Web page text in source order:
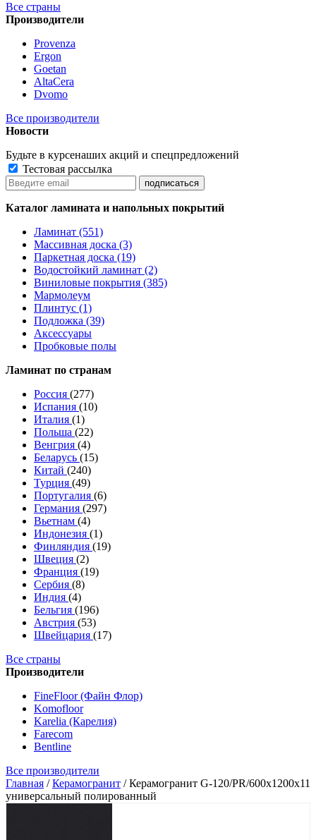
Все страны
Производители
Provenza
Ergon
Goetan
AltaСera
Dvomo
Все производители
Новости
Будьте в курсенаших акций и спецпредложений
Тестовая рассылка
Каталог ламината и напольных покрытий
Ламинат (551)
Массивная доска (3)
Паркетная доска (19)
Водостойкий ламинат (2)
Виниловые покрытия (385)
Мармолеум
Плинтус (1)
Подложка (39)
Аксессуары
Пробковые полы
Ламинат по странам
Россия (277)
Испания (10)
Италия (1)
Польша (22)
Венгрия (4)
Беларусь (15)
Китай (240)
Турция (49)
Португалия (6)
Германия (297)
Вьетнам (4)
Индонезия (1)
Финляндия (19)
Швеция (2)
Франция (19)
Сербия (8)
Индия (4)
Бельгия (196)
Австрия (53)
Швейцария (17)
Все страны
Производители
FineFloor (Файн Флор)
Komofloor
Karelia (Карелия)
Farecom
Bentline
Все производители
Главная /Керамогранит /Керамогранит G-120/PR/600x1200x11
универсальный полированный